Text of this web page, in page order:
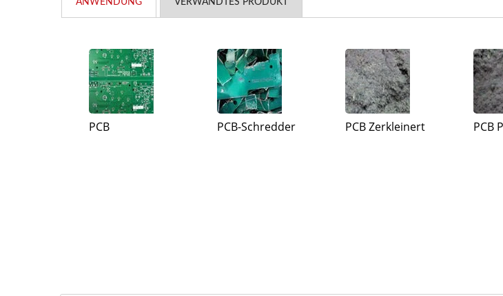
ANWENDUNG VERWANDTES PRODUKT
PCB PCB-Schredder PCB Zerkleinert PCB